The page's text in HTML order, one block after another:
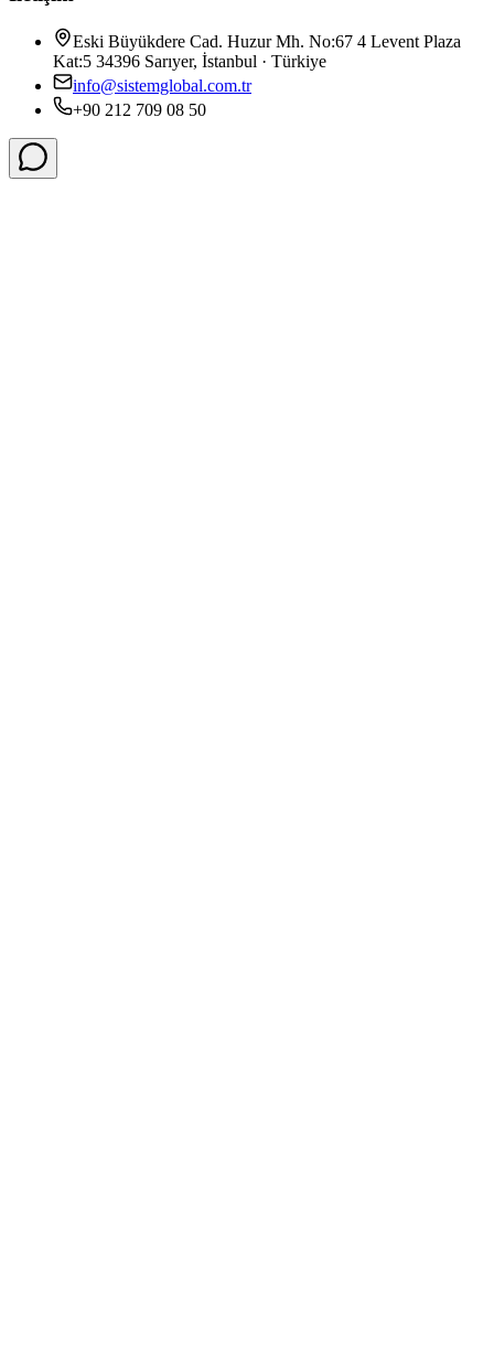
Eski Büyükdere Cad. Huzur Mh. No:67 4 Levent Plaza
Kat:5 34396 Sarıyer, İstanbul · Türkiye
info@sistemglobal.com.tr
+90 212 709 08 50